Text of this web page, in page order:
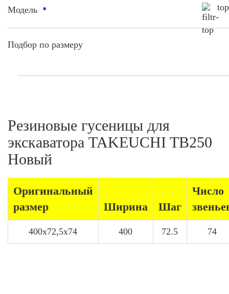
Модель •
Подбор по размеру
Резиновые гусеницы для
экскаватора TAKEUCHI TB250
Новый
Оригинальный
размер
Ширина Шаг
Число
400x72,5x74 400 72.5 74